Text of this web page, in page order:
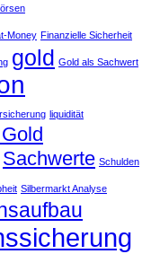
Money Finanzielle Sicherheit
gold Gold als Sachwert
liquidität
Sachwerte Schulden
Silbermarkt Analyse